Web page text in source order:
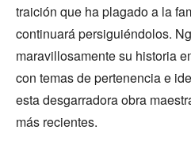
traición que ha plagado a la
continuará persiguiéndolos.
maravillosamente su historia
con temas de pertenencia e
esta desgarradora obra
más recientes.